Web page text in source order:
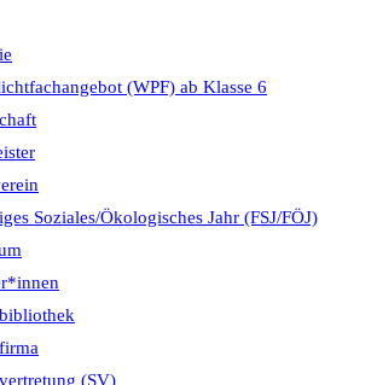
(WPF) ab Klasse 6
Soziales/Ökologisches Jahr (FSJ/FÖJ)
(SV)